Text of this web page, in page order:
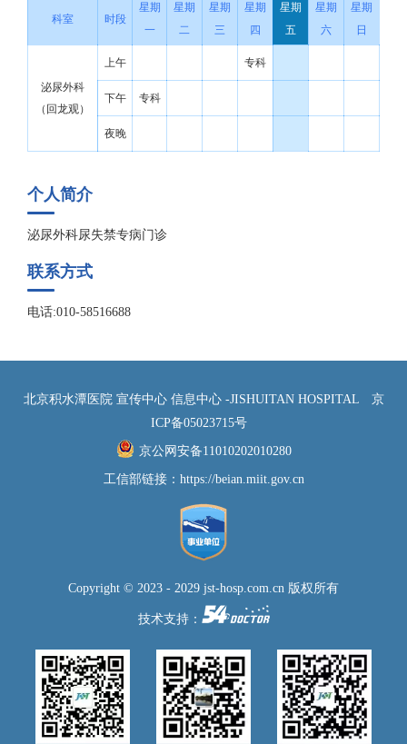
科室 时段
星期
一
星期
二
星期
三
星期
四
星期
五
星期
六
星期
日
泌尿外科
（回龙观）
上午 专科
下午 专科
夜晚
个人简介
泌尿外科尿失禁专病门诊
联系方式
电话:010-58516688
北京积水潭医院 宣传中心 信息中心 -JISHUITAN HOSPITAL
京
ICP备05023715号
京公网安备11010202010280
工信部链接： https://beian.miit.gov.cn
Copyright © 2023 - 2029 jst-hosp.com.cn 版权所有
技术支持：